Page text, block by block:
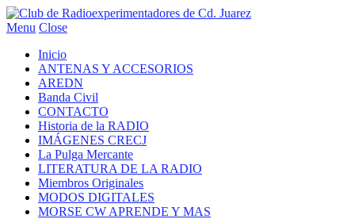
Menu Close
Inicio
ANTENAS Y ACCESORIOS
AREDN
Banda Civil
CONTACTO
Historia de la RADIO
IMÁGENES CRECJ
La Pulga Mercante
LITERATURA DE LA RADIO
Miembros Originales
MODOS DIGITALES
MORSE CW APRENDE Y MAS